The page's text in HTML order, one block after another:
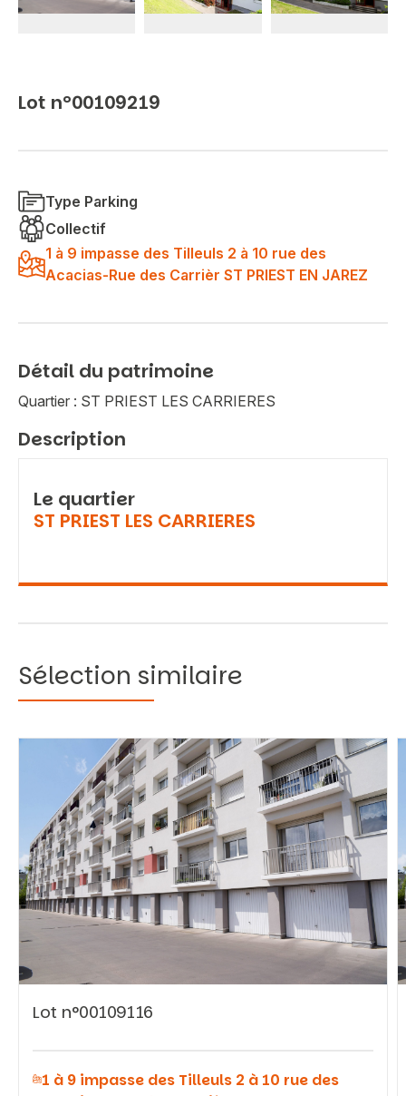
Rechercher
Lot n°00109219
Type Parking
Collectif
1 à 9 impasse des Tilleuls 2 à 10 rue des
Acacias-Rue des Carrièr ST PRIEST EN JAREZ
Détail du patrimoine
Quartier : ST PRIEST LES CARRIERES
Description
Le quartier
ST PRIEST LES CARRIERES
Sélection similaire
Lot n°00109116
1 à 9 impasse des Tilleuls 2 à 10 rue des